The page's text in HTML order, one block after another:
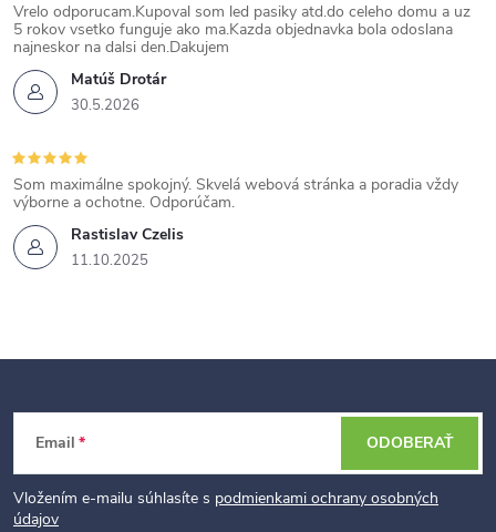
Matúš Drotár
30.5.2026
Vrelo odporucam.Kupoval som led pasiky atd.do celeho domu a uz
5 rokov vsetko funguje ako ma.Kazda objednavka bola odoslana
najneskor na dalsi den.Dakujem
Rastislav Czelis
11.10.2025
Som maximálne spokojný. Skvelá webová stránka a poradia vždy
výborne a ochotne. Odporúčam.
Email
Vložením e-mailu súhlasíte s podmienkami ochrany osobných
údajov
ODOBERAŤ